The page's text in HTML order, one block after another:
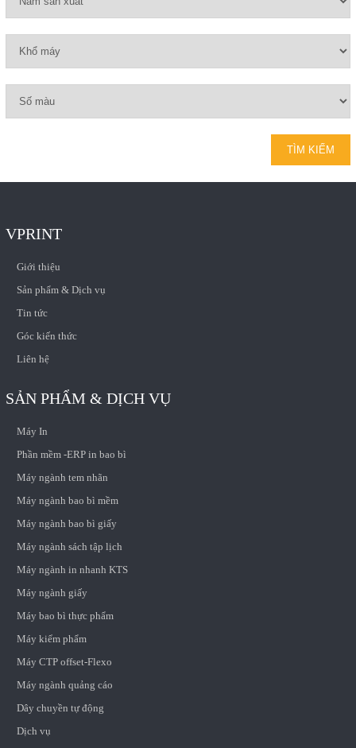
VPRINT
Giới thiệu
Sản phẩm & Dịch vụ
Tin tức
Góc kiến thức
Liên hệ
SẢN PHẨM & DỊCH VỤ
Máy In
Phần mềm -ERP in bao bì
Máy ngành tem nhãn
Máy ngành bao bì mềm
Máy ngành bao bì giấy
Máy ngành sách tập lịch
Máy ngành in nhanh KTS
Máy ngành giấy
Máy bao bì thực phẩm
Máy kiểm phẩm
Máy CTP offset-Flexo
Máy ngành quảng cáo
Dây chuyền tự động
Dịch vụ